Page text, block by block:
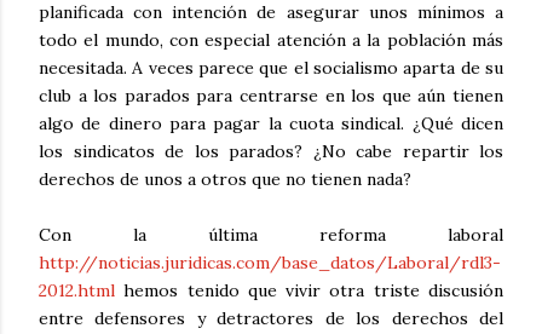
planificada con intención de asegurar unos mínimos a
todo el mundo, con especial atención a la población más
necesitada. A veces parece que el socialismo aparta de su
club a los parados para centrarse en los que aún tienen
algo de dinero para pagar la cuota sindical. ¿Qué dicen
los sindicatos de los parados? ¿No cabe repartir los
derechos de unos a otros que no tienen nada?
Con la última reforma laboral
http://noticias.juridicas.com/base_datos/Laboral/rdl3-
2012.html hemos tenido que vivir otra triste discusión
entre defensores y detractores de los derechos del